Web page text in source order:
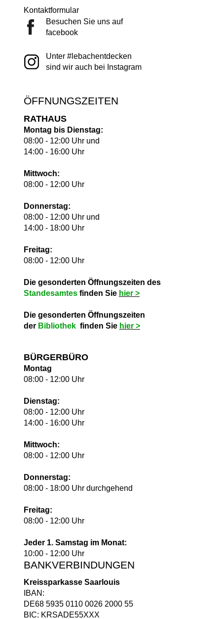
Kontaktformular
Besuchen Sie uns auf
facebook
Unter #lebachentdecken
sind wir auch bei Instagram
ÖFFNUNGSZEITEN
RATHAUS
Montag bis Dienstag:
08:00 - 12:00 Uhr und
14:00 - 16:00 Uhr
Mittwoch:
08:00 - 12:00 Uhr
Donnerstag:
08:00 - 12:00 Uhr und
14:00 - 18:00 Uhr
Freitag:
08:00 - 12:00 Uhr
Die gesonderten Öffnungszeiten des
Standesamtes finden Sie hier >
Die gesonderten Öffnungszeiten
der Bibliothek finden Sie hier >
BÜRGERBÜRO
Montag
08:00 - 12:00 Uhr
Dienstag:
08:00 - 12:00 Uhr
14:00 - 16:00 Uhr
Mittwoch:
08:00 - 12:00 Uhr
Donnerstag:
08:00 - 18:00 Uhr durchgehend
Freitag:
08:00 - 12:00 Uhr
Jeder 1. Samstag im Monat:
10:00 - 12:00 Uhr
BANKVERBINDUNGEN
Kreissparkasse Saarlouis
IBAN:
DE68 5935 0110 0026 2000 55
BIC: KRSADE55XXX